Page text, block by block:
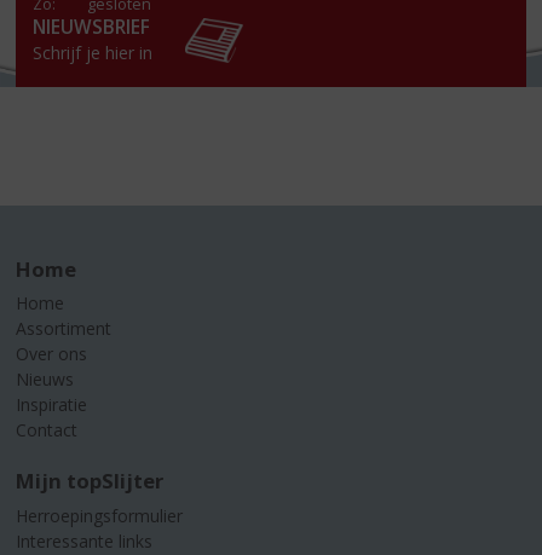
Zo:
gesloten
NIEUWSBRIEF
Schrijf je hier in
Home
Home
Assortiment
Over ons
Nieuws
Inspiratie
Contact
Mijn topSlijter
Herroepingsformulier
Interessante links